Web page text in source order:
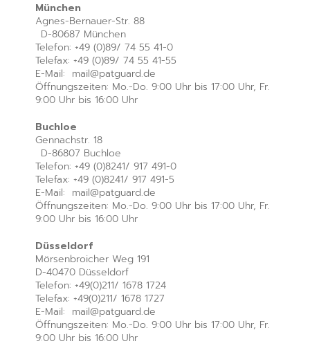
München
Agnes-Bernauer-Str. 88
D-80687 München
Telefon: +49 (0)89/ 74 55 41-0
Telefax: +49 (0)89/ 74 55 41-55
E-Mail: mail@patguard.de
Öffnungszeiten: Mo.-Do. 9:00 Uhr bis 17:00 Uhr, Fr.
9:00 Uhr bis 16:00 Uhr
Buchloe
Gennachstr. 18
D-86807 Buchloe
Telefon: +49 (0)8241/ 917 491-0
Telefax: +49 (0)8241/ 917 491-5
E-Mail: mail@patguard.de
Öffnungszeiten: Mo.-Do. 9:00 Uhr bis 17:00 Uhr, Fr.
9:00 Uhr bis 16:00 Uhr
Düsseldorf
Mörsenbroicher Weg 191
D-40470 Düsseldorf
Telefon: +49(0)211/ 1678 1724
Telefax: +49(0)211/ 1678 1727
E-Mail: mail@patguard.de
Öffnungszeiten: Mo.-Do. 9:00 Uhr bis 17:00 Uhr, Fr.
9:00 Uhr bis 16:00 Uhr